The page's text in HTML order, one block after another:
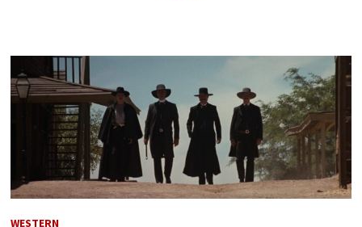
WESTERN